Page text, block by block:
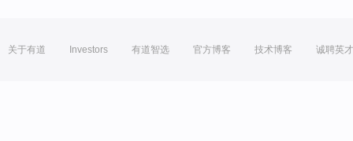
关于有道 Investors 有道智选 官方博客 技术博客 诚聘英才